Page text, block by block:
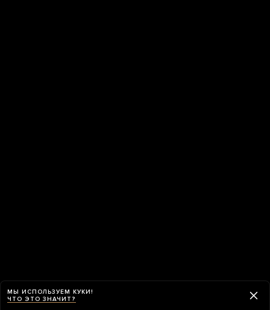
МЫ ИСПОЛЬЗУЕМ КУКИ!
ЧТО ЭТО ЗНАЧИТ?